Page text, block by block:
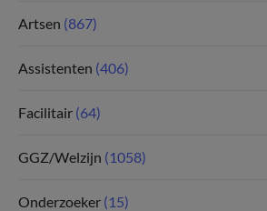
Artsen (867)
Assistenten (406)
Facilitair (64)
GGZ/Welzijn (1058)
Onderzoeker (15)